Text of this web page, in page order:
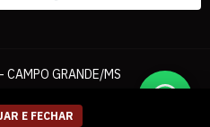
GRANDE/MS
E FECHAR